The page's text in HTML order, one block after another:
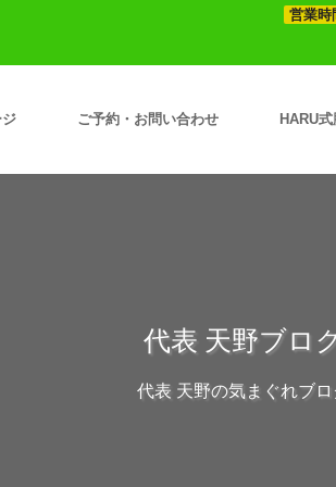
営業時
ご予約・お問い合わせ HARU
代表 天野ブロ
代表 天野の気まぐれブロ